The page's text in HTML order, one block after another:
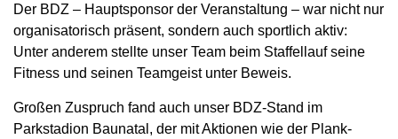
Der BDZ – Hauptsponsor der Veranstaltung – war nicht nur
organisatorisch präsent, sondern auch sportlich aktiv:
Unter anderem stellte unser Team beim Staffellauf seine
Fitness und seinen Teamgeist unter Beweis.
Großen Zuspruch fand auch unser BDZ-Stand im
Parkstadion Baunatal, der mit Aktionen wie der Plank-